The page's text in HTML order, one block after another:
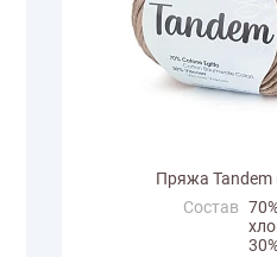
Пряжа Tandem
Состав